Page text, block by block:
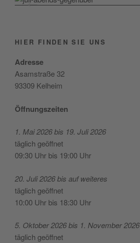
HIER FINDEN SIE UNS
Adres­se
Asam­stra­ße 32
93309 Kelheim
Öff­nungs­zei­ten
1. Mai 2026 bis 19. Juli 2026
täg­lich geöffnet
09:30 Uhr bis 19:00 Uhr
20. Juli 2026 bis auf weiteres
täg­lich geöffnet
10:00 Uhr bis 18:30 Uhr
5. Okto­ber 2026 bis 1. Novem­ber 2026
täg­lich geöffnet